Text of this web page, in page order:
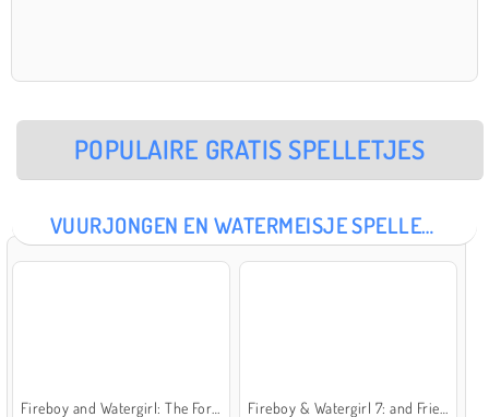
POPULAIRE GRATIS SPELLETJES
VUURJONGEN EN WATERMEISJE SPELLETJES